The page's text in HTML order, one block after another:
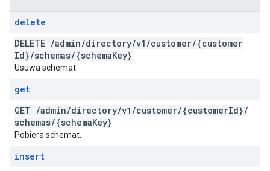
delete
DELETE /admin/directory/v1 /customer/{customer
Id}/schemas/{schemaKey}
Usuwa schemat.
get
GET /admin/directory/v1 /customer/{customerId}/
schemas/{schemaKey}
Pobiera schemat.
insert